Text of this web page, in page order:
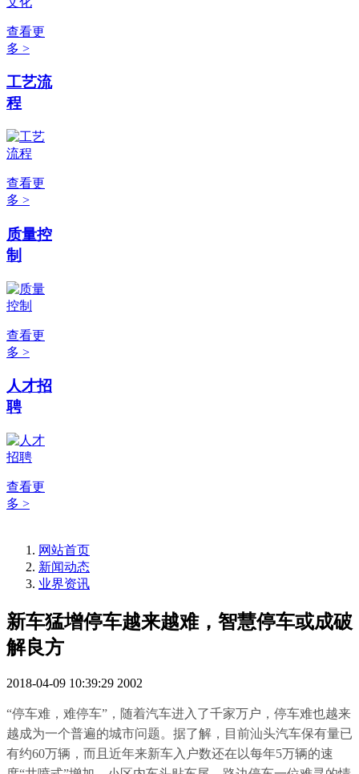
查看更
多 >
工艺流
程
查看更
多 >
质量控
制
查看更
多 >
人才招
聘
查看更
多 >
网站首页
新闻动态
业界资讯
新车猛增停车越来越难，智慧停车或成破
解良方
2018-04-09 10:39:29 2002
“停车难，难停车”，随着汽车进入了千家万户，停车难也越来
越成为一个普遍的城市问题。据了解，目前汕头汽车保有量已
有约60万辆，而且近年来新车入户数还在以每年5万辆的速